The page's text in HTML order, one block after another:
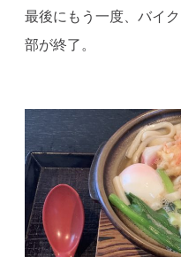
最後にもう一度、バイ
部が終了。